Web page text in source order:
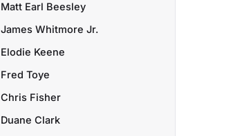
Matt Earl Beesley
James Whitmore Jr.
Elodie Keene
Fred Toye
Chris Fisher
Duane Clark